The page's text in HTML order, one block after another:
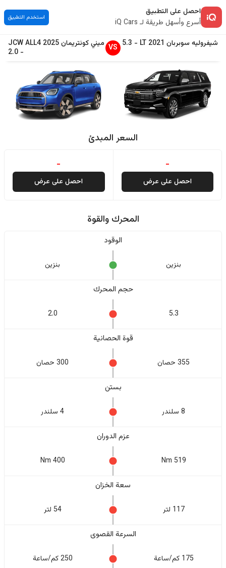
احصل على التطبيق
أسرع وأسهل طريقة لـ iQ Cars
استخدم التطبيق
شيفروليه سوبربان 2021
LT
-
5.3
VS مينيكونتريمان2025
JCW ALL4
-
2.0
السعر المبدئ
-
احصل على عرض
-
احصل على عرض
المحرك والقوة
الوقود
بنزين بنزين
حجم المحرك
5.3
2.0
قوة الحصانية
355 حصان 300 حصان
بستن
8 سلندر 4 سلندر
عزم الدوران
519 Nm
400 Nm
سعة الخزان
117 لتر 54 لتر
السرعة القصوى
175 كم/ساعة 250 كم/ساعة